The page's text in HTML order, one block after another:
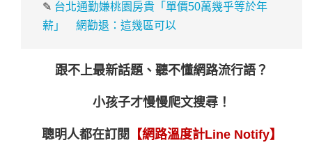
✎ 台北通勤嫌桃園房貴「單價50萬幾乎等於年
薪」 網勸退：這幾區可以
跟不上最新話題、聽不懂網路流行語？
小孩子才慢慢爬文搜尋！
聰明人都在訂閱 【網路溫度計Line Notify】